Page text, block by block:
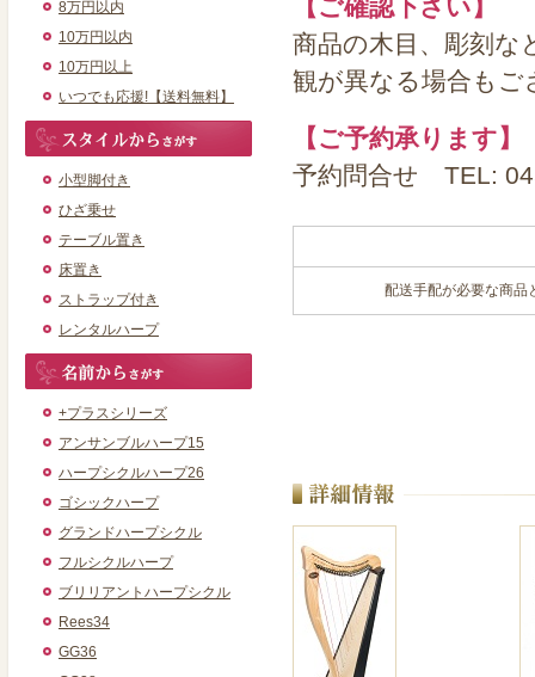
8万円以内
10万円以内
10万円以上
いつでも応援!【送料無料】
小型脚付き
ひざ乗せ
テーブル置き
床置き
ストラップ付き
レンタルハープ
+プラスシリーズ
アンサンブルハープ15
ハープシクルハープ26
ゴシックハープ
グランドハープシクル
フルシクルハープ
ブリリアントハープシクル
Rees34
GG36
【ご確認下さい】
商品の木目、彫刻な
観が異なる場合もご
【ご予約承ります】
予約問合せ TEL:
配送手配が必要な商品